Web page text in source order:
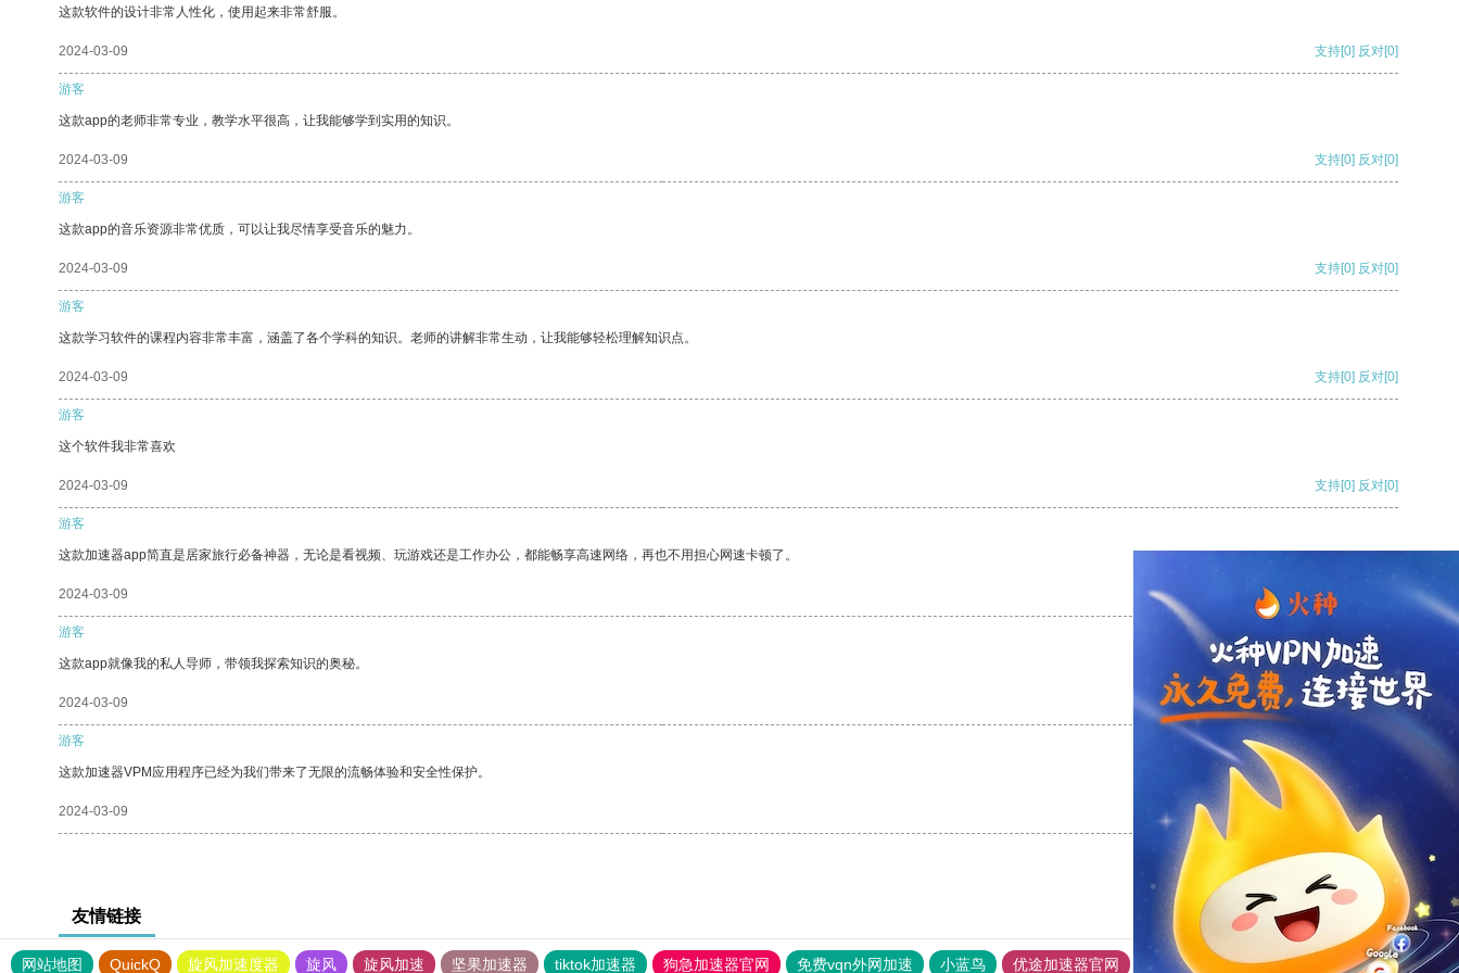
这款软件的设计非常人性化，使用起来非常舒服。
2024-03-09 支持[0] 反对[0]
游客
这款app的老师非常专业，教学水平很高，让我能够学到实用的知识。
2024-03-09 支持[0] 反对[0]
游客
这款app的音乐资源非常优质，可以让我尽情享受音乐的魅力。
2024-03-09 支持[0] 反对[0]
游客
这款学习软件的课程内容非常丰富，涵盖了各个学科的知识。老师的讲解非常生动，让我能够轻松理解知识点。
2024-03-09 支持[0] 反对[0]
游客
这个软件我非常喜欢
2024-03-09 支持[0] 反对[0]
游客
这款加速器app简直是居家旅行必备神器，无论是看视频、玩游戏还是工作办公，都能畅享高速网络，再也不用担心网速卡顿了。
2024-03-09 支持
游客
这款app就像我的私人导师，带领我探索知识的奥秘。
2024-03-09 支持[0] 反对[0]
游客
这款加速器VPM应用程序已经为我们带来了无限的流畅体验和安全性保护。
2024-03-09 支持[0] 反对[0]
友情链接
网站地图 QuickQ 旋风加速度器 旋风 旋风加速 坚果加速器 tiktok加速器 狗急加速器官网 免费vqn外网加速 小蓝鸟 优途加速器官网 风驰加速器 旋风加速器 八戒看书